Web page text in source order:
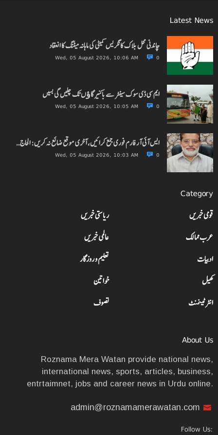
Latest News
چاندنی محل بلاک کانگریس کمیٹی کی ماہانہ میٹنگ کا انعقاد
Wed, 05 August 2026, 10:06 AM 0
ایم سی ڈی سوک سینٹر سے باکنیر گاﺅں تک چلیں گی بسیں
Wed, 05 August 2026, 10:05 AM 0
ایس آئی آر فارم فوری جمع کرائیں، آخری موقع ضائع نہ کریں: الحاج…
Wed, 05 August 2026, 10:03 AM 0
Category
قومی خبریں
ریاستی خبریں
عرب ممالک
عالمی خبریں
ادبیات
تعلیم و روزگار
کھیل
خواتین
انٹرٹینمنٹ
تصوف
About Us
Roznama Mera Watan provide national news,
international news, sports, articles, business,
entrtaimnet, jobs and career news in Urdu online.
admin@roznamamerawatan.com
Follow Us: